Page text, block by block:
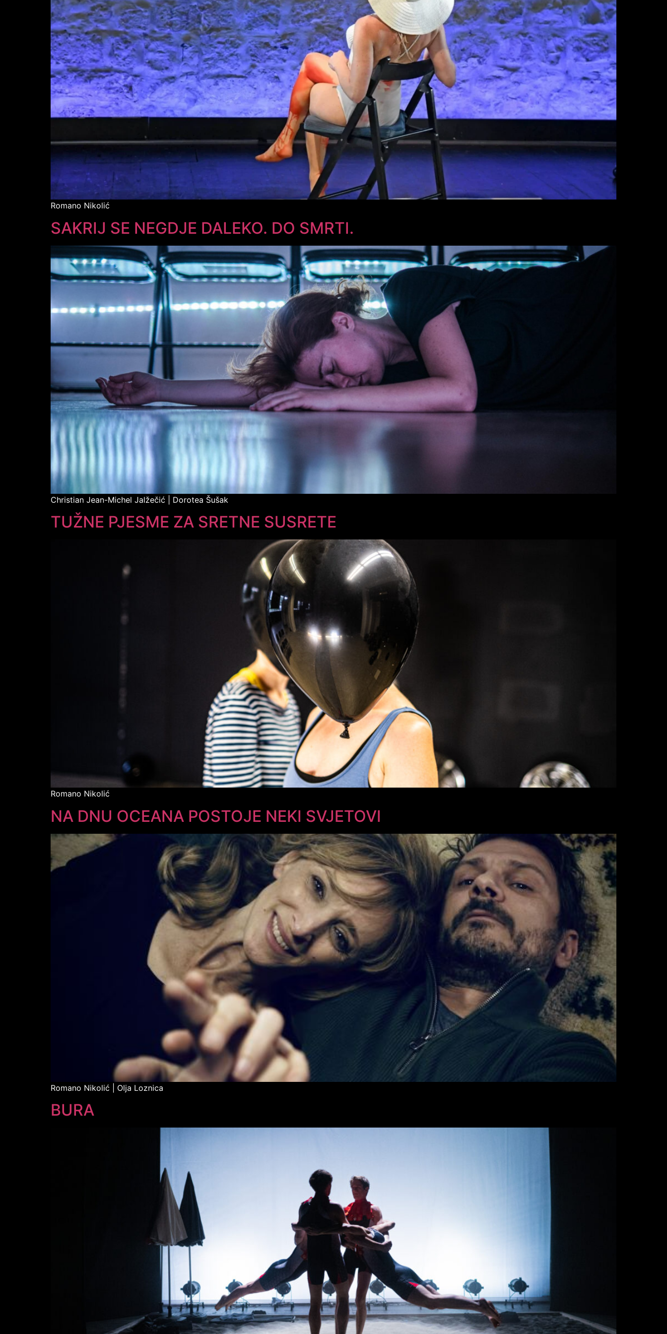
Romano Nikolić
SAKRIJ SE NEGDJE DALEKO. DO SMRTI.
Christian Jean-Michel Jalžečić | Dorotea Šušak
TUŽNE PJESME ZA SRETNE SUSRETE
Romano Nikolić
NA DNU OCEANA POSTOJE NEKI SVJETOVI
Romano Nikolić | Olja Loznica
BURA